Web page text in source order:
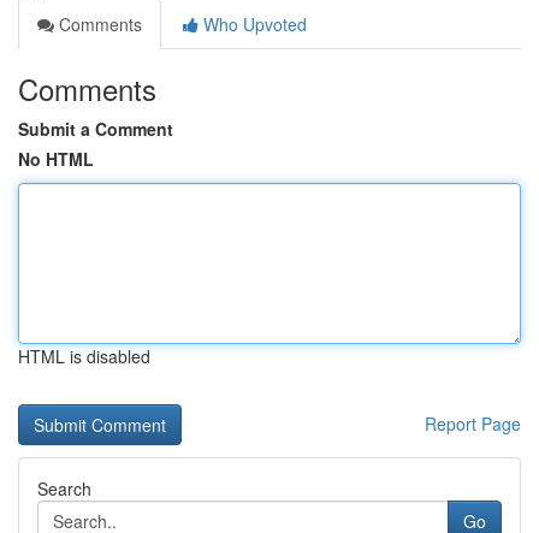
Comments
Who Upvoted
Comments
Submit a Comment
No HTML
HTML is disabled
Report Page
Search
Go